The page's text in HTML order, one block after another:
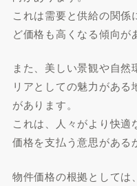
これは需要と供給の関
ど価格も高くなる傾向が
また、美しい景観や自
リアとしての魅力がある
があります。
これは、人々がより快
価格を支払う意思がある
物件価格の根拠としては